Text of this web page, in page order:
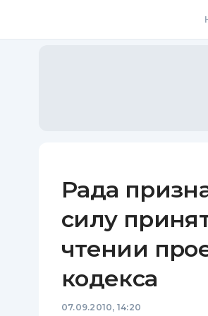
Рада
силу
чтении
кодекса
07.09.2010, 14:20